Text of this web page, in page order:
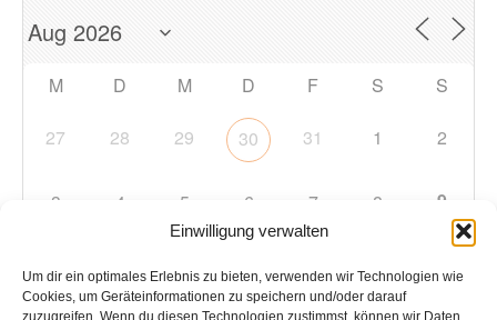
Einwilligung verwalten
Um dir ein optimales Erlebnis zu bieten, verwenden wir Technologien wie
Cookies, um Geräteinformationen zu speichern und/oder darauf
zuzugreifen. Wenn du diesen Technologien zustimmst, können wir Daten
M D M D F S S
27 28 29 30 31 1 2
3 4 5 6 7 8 9
10 11 12 13 14 15